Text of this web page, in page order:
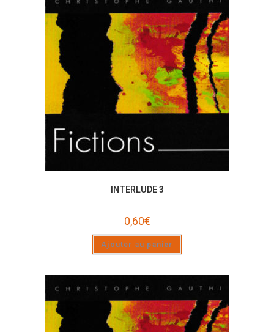
INTERLUDE 3
0,60€
Ajouter au panier